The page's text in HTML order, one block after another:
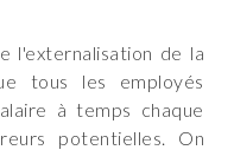
l'externalisation de la
tous les employés
à temps chaque
potentielles. On